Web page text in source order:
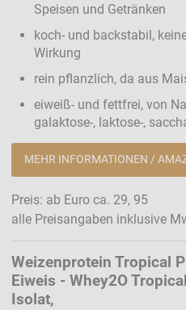
Speisen und Getränken
koch- und backstabil,
Wirkung
rein pflanzlich, da aus
eiweiß- und fettfrei, von
galaktose-, laktose-,
MEHR INFORMATIONEN /
Preis: ab Euro ca. 29, 95
alle Preisangaben inklusive
Weizenprotein Tropical
Eiweis - Whey2O
Isolat,